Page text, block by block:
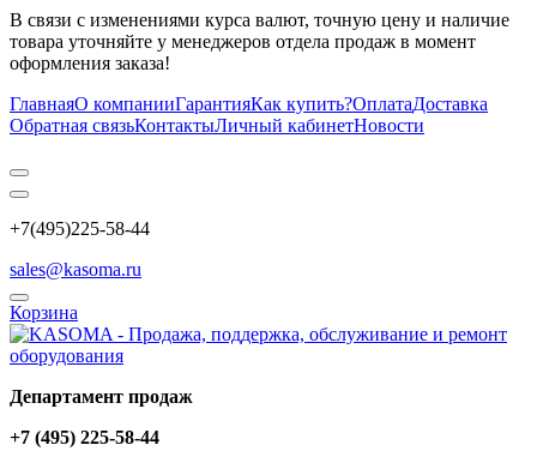
В связи с изменениями курса валют, точную цену и наличие
товара уточняйте у менеджеров отдела продаж в момент
оформления заказа!
ГлавнаяО компанииГарантияКак купить?ОплатаДоставка
Обратная связьКонтактыЛичный кабинетНовости
+7(495)225-58-44
sales@kasoma.ru
Корзина
Департамент продаж
+7 (495) 225-58-44